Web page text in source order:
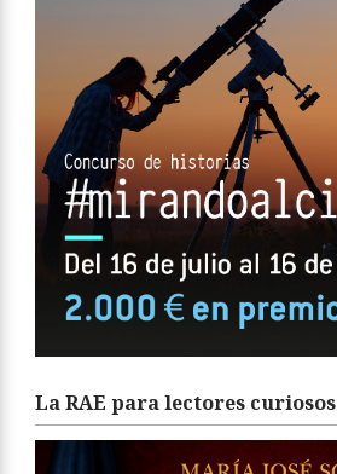
La RAE para lectores curiosos